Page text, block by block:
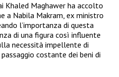
Khaled Maghawer ha accolto
a Nabila Makram, ex ministro
l’importanza di questa
di una figura così influente
necessità impellente di
costante dei beni di